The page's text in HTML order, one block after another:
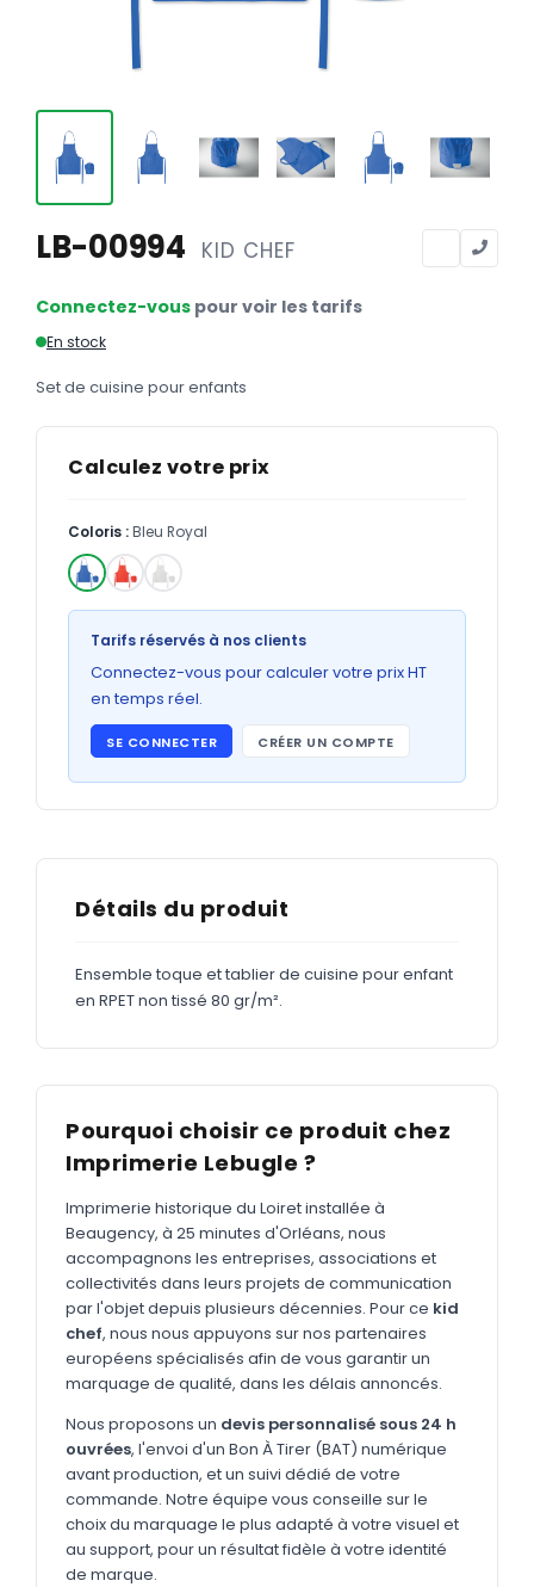
Calendriers
Calendriers bancaires
Tête de lettre
Enveloppes
Sous-mains
Chemises
Bons de commande
GRAND FORMAT
Abribus
Plans
Bâche
ADHÉSIFS
Étiquettes adhésives en bobine
Nouveau
Polos Nouveau
Sweatshirts Nouveau
GOODIES
Catalogue complet Nouveau
Bureau & écriture
Sacs & voyages
Verres & déjeuner
Technologie
Vêtements
Outils & porte-clés
LB-00994 KID CHEF
Connectez-vous pour voir les tarifs
En stock
Set de cuisine pour enfants
Calculez votre prix
Coloris :Bleu Royal
Tarifs réservés à nos clients
Connectez-vous pour calculer votre prix HT
en temps réel.
SE CONNECTER CRÉER UN COMPTE
Détails du produit
Ensemble toque et tablier de cuisine pour enfant
en RPET non tissé 80 gr/m².
Pourquoi choisir ce produit chez
Imprimerie Lebugle ?
Imprimerie historique du Loiret installée à
Beaugency, à 25 minutes d'Orléans, nous
accompagnons les entreprises, associations et
collectivités dans leurs projets de communication
par l'objet depuis plusieurs décennies. Pour ce kid
chef, nous nous appuyons sur nos partenaires
européens spécialisés afin de vous garantir un
marquage de qualité, dans les délais annoncés.
Nous proposons un devis personnalisé sous 24 h
ouvrées, l'envoi d'un Bon À Tirer (BAT) numérique
avant production, et un suivi dédié de votre
commande. Notre équipe vous conseille sur le
choix du marquage le plus adapté à votre visuel et
au support, pour un résultat fidèle à votre identité
de marque.